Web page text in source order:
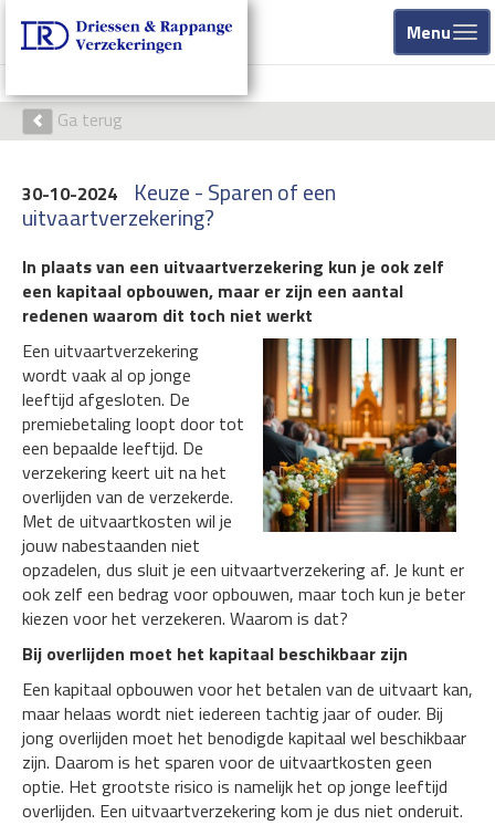
Menu
Ga terug
30-10-2024 Keuze - Sparen of een
uitvaartverzekering?
In plaats van een uitvaartverzekering kun je ook zelf
een kapitaal opbouwen, maar er zijn een aantal
redenen waarom dit toch niet werkt
Een uitvaartverzekering
wordt vaak al op jonge
leeftijd afgesloten. De
premiebetaling loopt door tot
een bepaalde leeftijd. De
verzekering keert uit na het
overlijden van de verzekerde.
Met de uitvaartkosten wil je
jouw nabestaanden niet
opzadelen, dus sluit je een uitvaartverzekering af. Je kunt er
ook zelf een bedrag voor opbouwen, maar toch kun je beter
kiezen voor het verzekeren. Waarom is dat?
Bij overlijden moet het kapitaal beschikbaar zijn
Een kapitaal opbouwen voor het betalen van de uitvaart kan,
maar helaas wordt niet iedereen tachtig jaar of ouder. Bij
jong overlijden moet het benodigde kapitaal wel beschikbaar
zijn. Daarom is het sparen voor de uitvaartkosten geen
optie. Het grootste risico is namelijk het op jonge leeftijd
overlijden. Een uitvaartverzekering kom je dus niet onderuit.